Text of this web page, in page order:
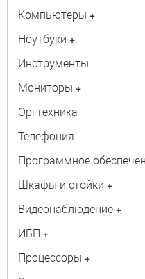
Компьютеры +
Ноутбуки +
Инструменты
Мониторы +
Оргтехника
Телефония
Программное
Шкафы и стойки +
Видеонаблюдение +
ИБП +
Процессоры +